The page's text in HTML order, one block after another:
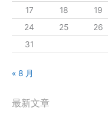
17
18 19
24
25 26
31
« 8 月
最新文章